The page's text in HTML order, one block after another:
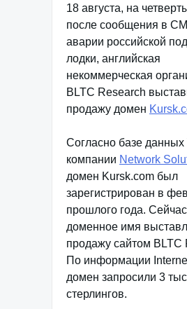
18 августа, на
после сообщения в
аварии российской
лодки, английская
некоммерческая
BLTC Research
продажу домен
Согласно базе данных
компании Network
домен Kursk.com был
зарегистрирован в
прошлого года.
доменное имя
продажу сайтом BLTC
По информации
домен запросили 3
стерлингов.